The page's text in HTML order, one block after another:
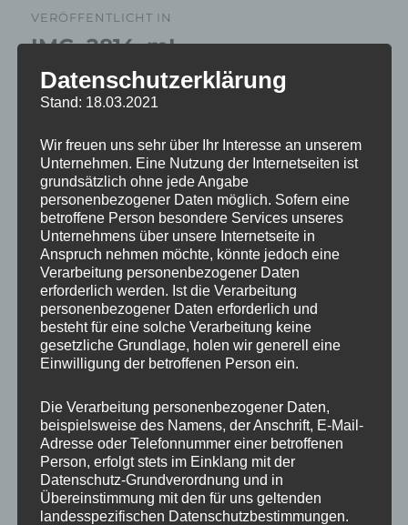
VERÖFFENTLICHT IN
IMG_2814_mL
MP Mario Porten
Beratung
Training
Coaching
Impulsvorträge
Datenschutzerklärung
Stand: 18.03.2021
Wir freuen uns sehr über Ihr Interesse an unserem
Unternehmen. Eine Nutzung der Internetseiten ist
grundsätzlich ohne jede Angabe
personenbezogener Daten möglich. Sofern eine
betroffene Person besondere Services unseres
Unternehmens über unsere Internetseite in
Anspruch nehmen möchte, könnte jedoch eine
Verarbeitung personenbezogener Daten
erforderlich werden. Ist die Verarbeitung
personenbezogener Daten erforderlich und
besteht für eine solche Verarbeitung keine
gesetzliche Grundlage, holen wir generell eine
Einwilligung der betroffenen Person ein.
Die Verarbeitung personenbezogener Daten,
beispielsweise des Namens, der Anschrift, E-Mail-
Adresse oder Telefonnummer einer betroffenen
Person, erfolgt stets im Einklang mit der
Datenschutz-Grundverordnung und in
Übereinstimmung mit den für uns geltenden
landesspezifischen Datenschutzbestimmungen.